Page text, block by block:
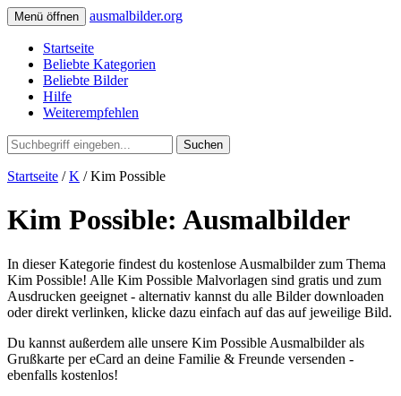
Menü öffnen ausmalbilder.org
Startseite
Beliebte Kategorien
Beliebte Bilder
Hilfe
Weiterempfehlen
Suchen
Startseite /K / Kim Possible
Kim Possible: Ausmalbilder
In dieser Kategorie findest du kostenlose Ausmalbilder zum Thema
Kim Possible! Alle Kim Possible Malvorlagen sind gratis und zum
Ausdrucken geeignet - alternativ kannst du alle Bilder downloaden
oder direkt verlinken, klicke dazu einfach auf das auf jeweilige Bild.
Du kannst außerdem alle unsere Kim Possible Ausmalbilder als
Grußkarte per eCard an deine Familie & Freunde versenden -
ebenfalls kostenlos!